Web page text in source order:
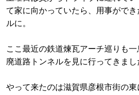
て家に向かっていたら、用事がで
ルに。
ここ最近の鉄道煉瓦アーチ巡りも
廃道路トンネルを見に行ってきまし
やって来たのは滋賀県彦根市街の